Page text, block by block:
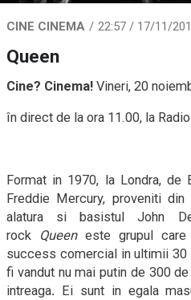
CINE CINEMA 22:57 / 17/11/
Queen
Cine? Cinema! Vineri, 20
în direct de la ora 11.00, la
Format in 1970, la Londra, de
Freddie Mercury, proveniti din
alatura si basistul John
rock Queeneste grupul
success comercial in ultimii 30
fi vandut nu mai putin de 300
intreaga. Ei sunt in egala